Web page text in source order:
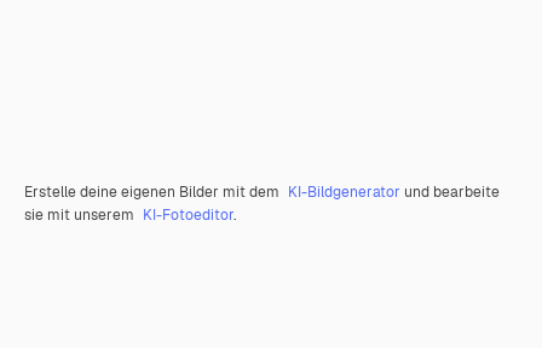
Erstelle deine eigenen Bilder mit dem KI-Bildgenerator und bearbeite
sie mit unserem KI-Fotoeditor.